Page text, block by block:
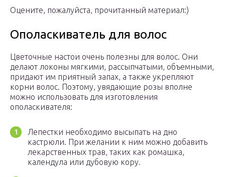
Оцените, пожалуйста, прочитанный материал:)
Ополаскиватель для волос
Цветочные настои очень полезны для волос. Они
делают локоны мягкими, рассыпчатыми, объемными,
придают им приятный запах, а также укрепляют
корни волос. Поэтому, увядающие розы вполне
можно использовать для изготовления
ополаскивателя:
Лепестки необходимо высыпать на дно
кастрюли. При желании к ним можно добавить
лекарственных трав, таких как ромашка,
календула или дубовую кору.